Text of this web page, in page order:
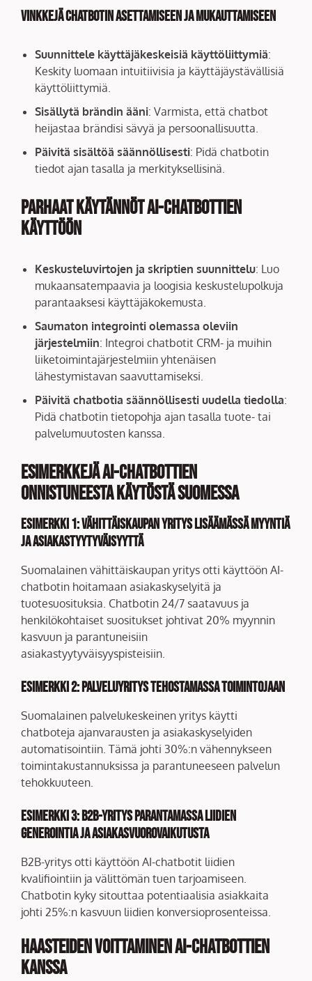
Vinkkejä chatbotin asettamiseen ja mukauttamiseen
Suunnittele käyttäjäkeskeisiä käyttöliittymiä:
Keskity luomaan intuitiivisia ja käyttäjäystävällisiä
käyttöliittymiä.
Sisällytä brändin ääni: Varmista, että chatbot
heijastaa brändisi sävyä ja persoonallisuutta.
Päivitä sisältöä säännöllisesti: Pidä chatbotin
tiedot ajan tasalla ja merkityksellisinä.
Parhaat käytännöt AI-chatbottien
käyttöön
Keskusteluvirtojen ja skriptien suunnittelu: Luo
mukaansatempaavia ja loogisia keskustelupolkuja
parantaaksesi käyttäjäkokemusta.
Saumaton integrointi olemassa oleviin
järjestelmiin: Integroi chatbotit CRM- ja muihin
liiketoimintajärjestelmiin yhtenäisen
lähestymistavan saavuttamiseksi.
Päivitä chatbotia säännöllisesti uudella tiedolla:
Pidä chatbotin tietopohja ajan tasalla tuote- tai
palvelumuutosten kanssa.
Esimerkkejä AI-chatbottien
onnistuneesta käytöstä Suomessa
Esimerkki 1: Vähittäiskaupan yritys lisäämässä myyntiä
ja asiakastyytyväisyyttä
Suomalainen vähittäiskaupan yritys otti käyttöön AI-
chatbotin hoitamaan asiakaskyselyitä ja
tuotesuosituksia. Chatbotin 24/7 saatavuus ja
henkilökohtaiset suositukset johtivat 20% myynnin
kasvuun ja parantuneisiin
asiakastyytyväisyyspisteisiin.
Esimerkki 2: Palveluyritys tehostamassa toimintojaan
Suomalainen palvelukeskeinen yritys käytti
chatboteja ajanvarausten ja asiakaskyselyiden
automatisointiin. Tämä johti 30%:n vähennykseen
toimintakustannuksissa ja parantuneeseen palvelun
tehokkuuteen.
Esimerkki 3: B2B-yritys parantamassa liidien
generointia ja asiakasvuorovaikutusta
B2B-yritys otti käyttöön AI-chatbotit liidien
kvalifiointiin ja välittömän tuen tarjoamiseen.
Chatbotin kyky sitouttaa potentiaalisia asiakkaita
johti 25%:n kasvuun liidien konversioprosenteissa.
Haasteiden voittaminen AI-chatbottien
kanssa